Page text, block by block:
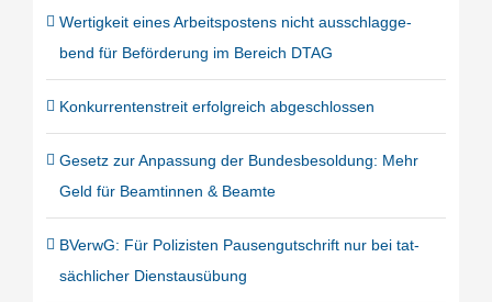
Wer­tig­keit eines Arbeits­pos­tens nicht aus­schlag­ge­
bend für Beför­de­rung im Bereich DTAG
Kon­kur­ren­ten­streit erfolg­reich abge­schlos­sen
Gesetz zur Anpas­sung der Bun­des­be­sol­dung: Mehr
Geld für Beam­tin­nen & Beam­te
BVerwG: Für Poli­zis­ten Pau­sen­gut­schrift nur bei tat­
säch­li­cher Dienst­aus­übung